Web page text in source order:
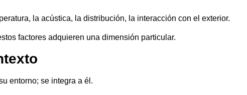
la acústica, la distribución, la interacción con el exterior.
factores adquieren una dimensión particular.
entorno; se integra a él.